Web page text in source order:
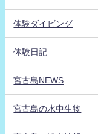
体験ダイビング
体験日記
宮古島NEWS
宮古島の水中生物